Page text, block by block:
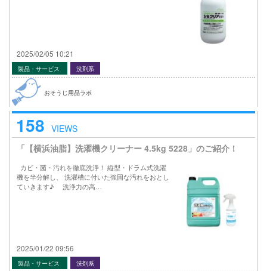
2025/02/05 10:21
製品・サービス 洗剤系
おそうじ用品ラボ
158 VIEWS
「【横浜油脂】洗濯機クリーナー 4.5kg 5228」のご紹介！
カビ・菌・汚れを徹底洗浄！ 縦型・ドラム式洗濯
機を半分解し、 洗濯槽に付いた強固な汚れをおとし
ていきます♪ 洗浄力の高…
2025/01/22 09:56
製品・サービス 洗剤系